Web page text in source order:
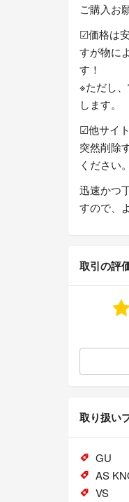
ご購入お
☑︎価格は
すが物に
す！
※ただし
します。
☑︎他サイ
突然削除
ください。
迅速かつ
すので、
取引の評
取り扱い
GU
AS
VS